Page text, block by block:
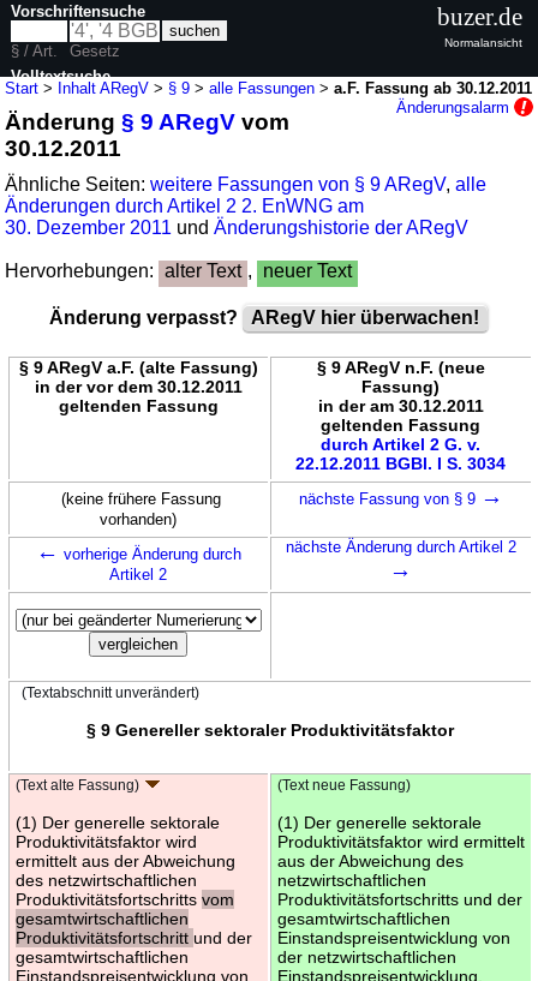
Start > Inhalt ARegV > § 9 >alle Fassungen >a.F. Fassung ab 30.12.2011
Änderungsalarm
Änderung§ 9 ARegV vom
30.12.2011
Ähnliche Seiten:weitere Fassungen von § 9 ARegV,alle
Änderungen durch Artikel 2 2. EnWNG am
30. Dezember 2011 undÄnderungshistorie der ARegV
Hervorhebungen: alter Text , neuer Text
Änderung verpasst? ARegV hier überwachen!
§ 9 ARegV a.F. (alte Fassung)
in der vor dem 30.12.2011
geltenden Fassung
§ 9 ARegV n.F. (neue
Fassung)
in der am 30.12.2011
geltenden Fassung
durch Artikel 2 G. v.
22.12.2011 BGBl. I S. 3034
(keine frühere Fassung
vorhanden)
nächste Fassung von § 9 →
← vorherige Änderung durch
Artikel 2
nächste Änderung durch Artikel 2
→
(Textabschnitt unverändert)
§ 9 Genereller sektoraler Produktivitätsfaktor
(Text alte Fassung)
(1) Der generelle sektorale
Produktivitätsfaktor wird
ermittelt aus der Abweichung
des netzwirtschaftlichen
Produktivitätsfortschritts vom
gesamtwirtschaftlichen
Produktivitätsfortschritt und der
gesamtwirtschaftlichen
Einstandspreisentwicklung von
(Text neue Fassung)
(1) Der generelle sektorale
Produktivitätsfaktor wird ermittelt
aus der Abweichung des
netzwirtschaftlichen
Produktivitätsfortschritts und der
gesamtwirtschaftlichen
Einstandspreisentwicklung von
der netzwirtschaftlichen
Einstandspreisentwicklung.
Vorschriftensuche
§ / Art.
Gesetz
Volltextsuche
nur in ARegV
buzer.de
Normalansicht